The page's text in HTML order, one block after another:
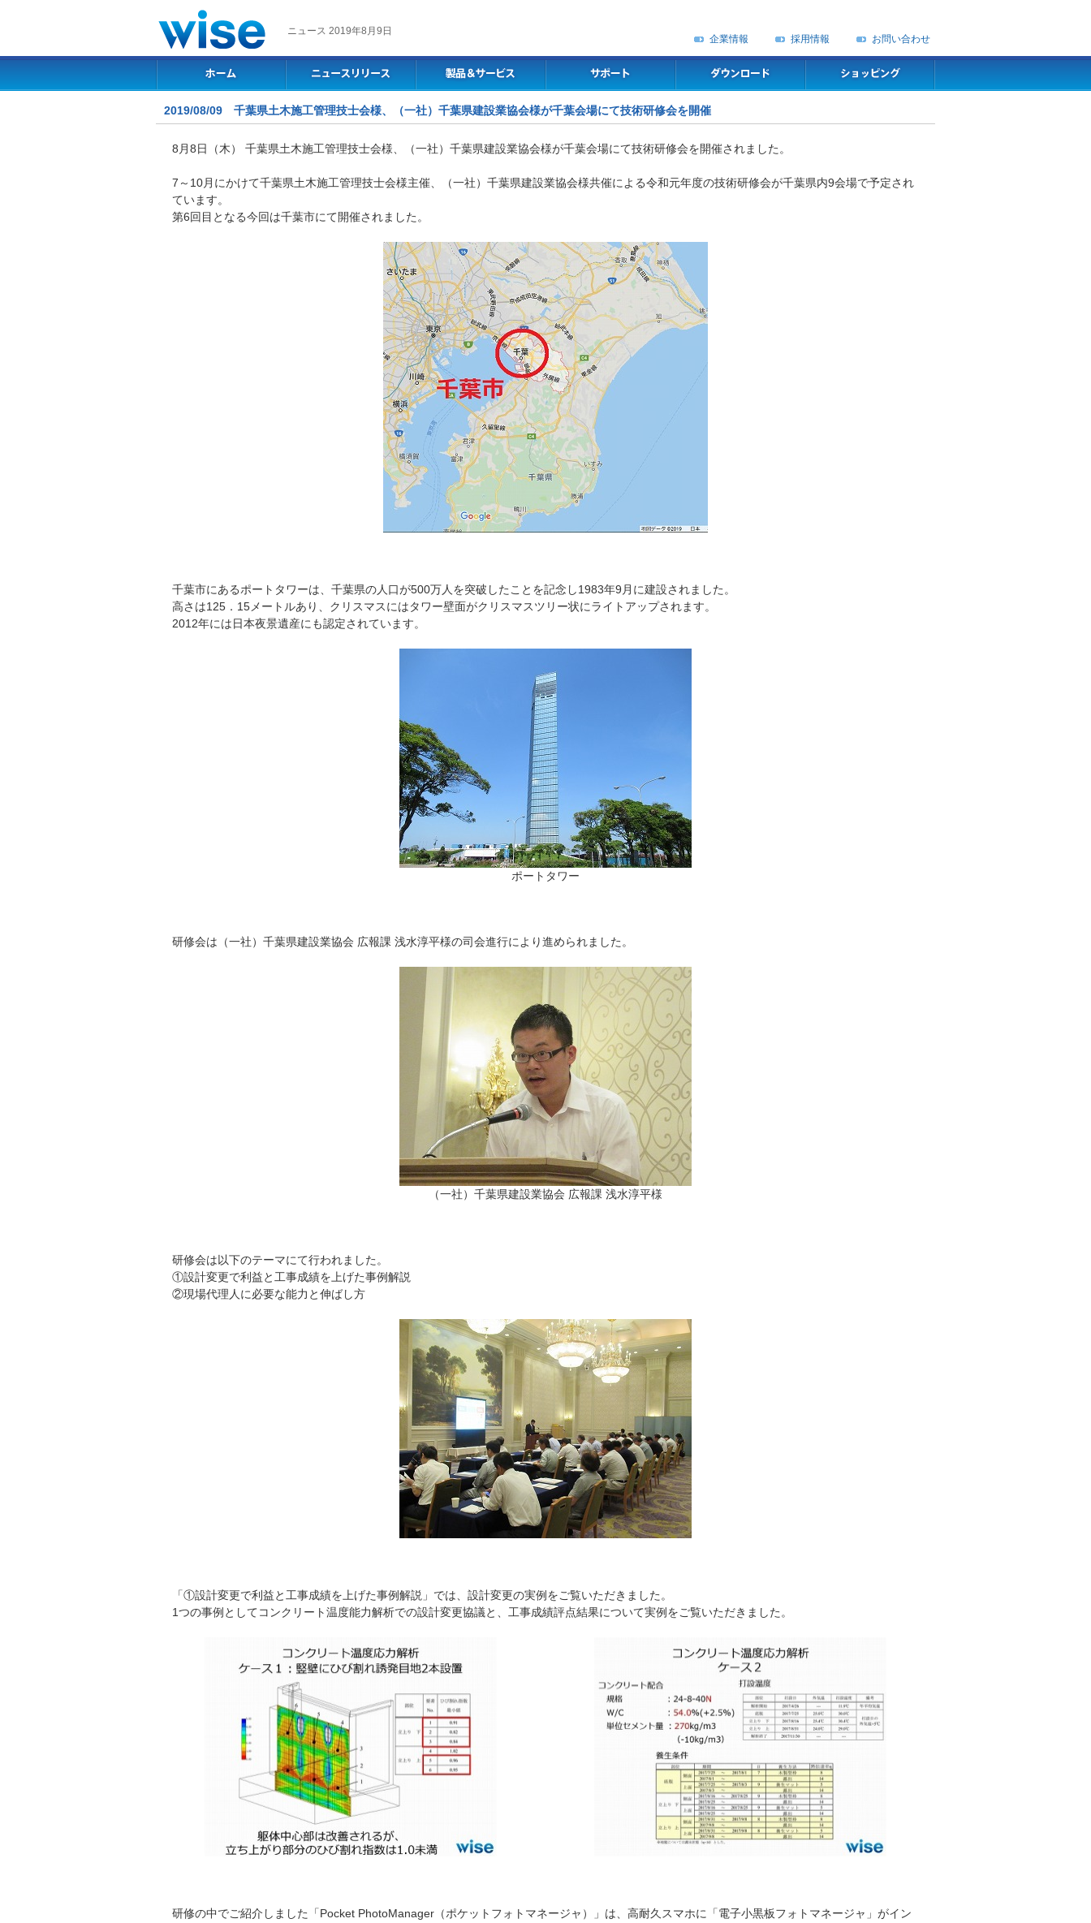
ニュース 2019年8月9日
企業情報 採用情報 お問い合わせ
2019/08/09 千葉県土木施工管理技士会様、（一社）千葉県建設業協会様が千葉会場にて技術研修会を開催
8月8日（木） 千葉県土木施工管理技士会様、（一社）千葉県建設業協会様が千葉会場にて技術研修会を開催されました。
7～10月にかけて千葉県土木施工管理技士会様主催、（一社）千葉県建設業協会様共催による令和元年度の技術研修会が千葉県内9会場で予定され
ています。
第6回目となる今回は千葉市にて開催されました。
千葉市にあるポートタワーは、千葉県の人口が500万人を突破したことを記念し1983年9月に建設されました。
高さは125．15メートルあり、クリスマスにはタワー壁面がクリスマスツリー状にライトアップされます。
2012年には日本夜景遺産にも認定されています。
ポートタワー
研修会は（一社）千葉県建設業協会 広報課 浅水淳平様の司会進行により進められました。
（一社）千葉県建設業協会 広報課 浅水淳平様
研修会は以下のテーマにて行われました。
①設計変更で利益と工事成績を上げた事例解説
②現場代理人に必要な能力と伸ばし方
「①設計変更で利益と工事成績を上げた事例解説」では、設計変更の実例をご覧いただきました。
1つの事例としてコンクリート温度能力解析での設計変更協議と、工事成績評点結果について実例をご覧いただきました。
研修の中でご紹介しました「Pocket PhotoManager（ポケットフォトマネージャ）」は、高耐久スマホに「電子小黒板フォトマネージャ」がイン